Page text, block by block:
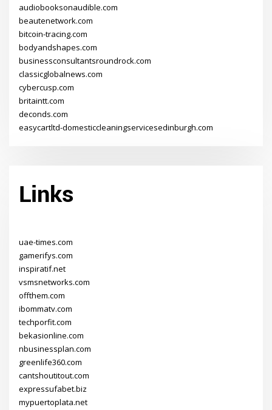
audiobooksonaudible.com
beautenetwork.com
bitcoin-tracing.com
bodyandshapes.com
businessconsultantsroundrock.com
classicglobalnews.com
cybercusp.com
britaintt.com
deconds.com
easycartltd-domesticcleaningservicesedinburgh.com
Links
uae-times.com
gamerifys.com
inspiratif.net
vsmsnetworks.com
offthem.com
ibommatv.com
techporfit.com
bekasionline.com
nbusinessplan.com
greenlife360.com
cantshoutitout.com
expressufabet.biz
mypuertoplata.net